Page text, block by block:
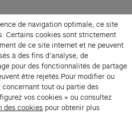

→
vous acceptez notre politique de
de navigation optimale, ce site
Certains cookies sont strictement
de ce site internet et ne peuvent
à des fins d’analyse, de
pour des fonctionnalités de partage
être rejetés.Pour modifier ou
tout ou partie des
vos cookies » ou consultez
des cookies pour obtenir plus